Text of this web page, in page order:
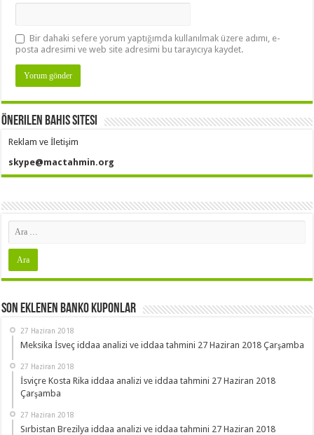
Bir dahaki sefere yorum yaptığımda kullanılmak üzere adımı, e-
posta adresimi ve web site adresimi bu tarayıcıya kaydet.
Önerilen Bahis Sitesi
Reklam ve İletişim
skype@mactahmin.org
Son Eklenen Banko Kuponlar
27 Haziran 2018
Meksika İsveç iddaa analizi ve iddaa tahmini 27 Haziran 2018 Çarşamba
27 Haziran 2018
İsviçre Kosta Rika iddaa analizi ve iddaa tahmini 27 Haziran 2018
Çarşamba
27 Haziran 2018
Sırbistan Brezilya iddaa analizi ve iddaa tahmini 27 Haziran 2018